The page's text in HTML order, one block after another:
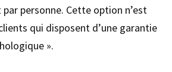
par personne. Cette option n’est
qui disposent d’une garantie
».